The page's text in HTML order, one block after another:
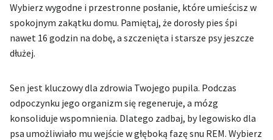
Wybierz wygodne i przestronne posłanie, które umieścisz w
spokojnym zakątku domu. Pamiętaj, że dorosły pies śpi
nawet 16 godzin na dobę, a szczenięta i starsze psy jeszcze
dłużej.
Sen jest kluczowy dla zdrowia Twojego pupila. Podczas
odpoczynku jego organizm się regeneruje, a mózg
konsoliduje wspomnienia. Dlatego zadbaj, by legowisko dla
psa umożliwiało mu wejście w głęboką fazę snu REM. Wybierz